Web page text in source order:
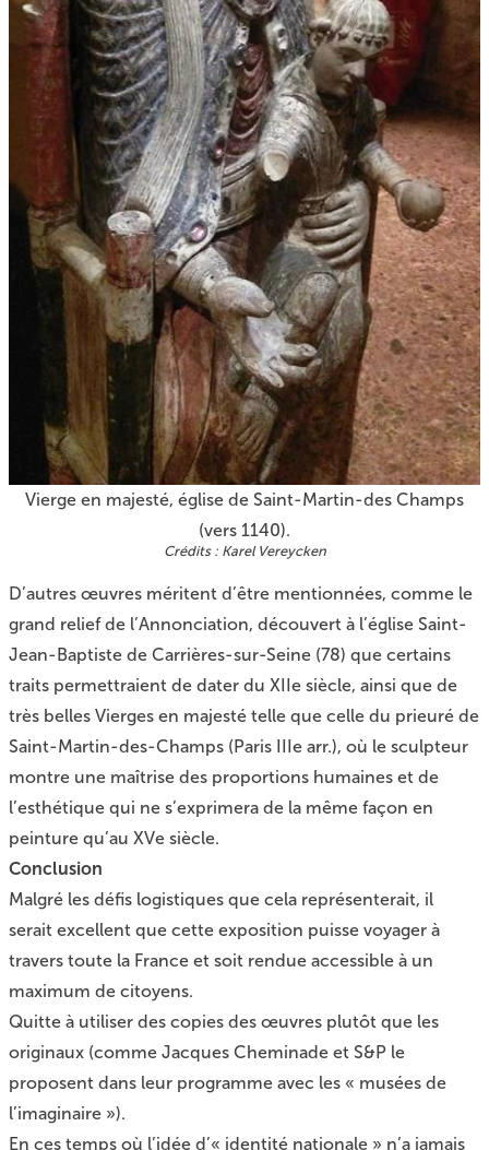
Vierge en majesté, église de Saint-Martin-des Champs
(vers 1140).
Karel Vereycken
D’autres œuvres méritent d’être mentionnées, comme le
grand relief de l’Annonciation, découvert à l’église Saint-
Jean-Baptiste de Carrières-sur-Seine (78) que certains
traits permettraient de dater du XIIe siècle, ainsi que de
très belles Vierges en majesté telle que celle du prieuré de
Saint-Martin-des-Champs (Paris IIIe arr.), où le sculpteur
montre une maîtrise des proportions humaines et de
l’esthétique qui ne s’exprimera de la même façon en
peinture qu’au XVe siècle.
Conclusion
Malgré les défis logistiques que cela représenterait, il
serait excellent que cette exposition puisse voyager à
travers toute la France et soit rendue accessible à un
maximum de citoyens.
Quitte à utiliser des copies des œuvres plutôt que les
originaux (comme Jacques Cheminade et S&P le
proposent dans leur programme avec les « musées de
l’imaginaire »).
En ces temps où l’idée d’« identité nationale » n’a jamais